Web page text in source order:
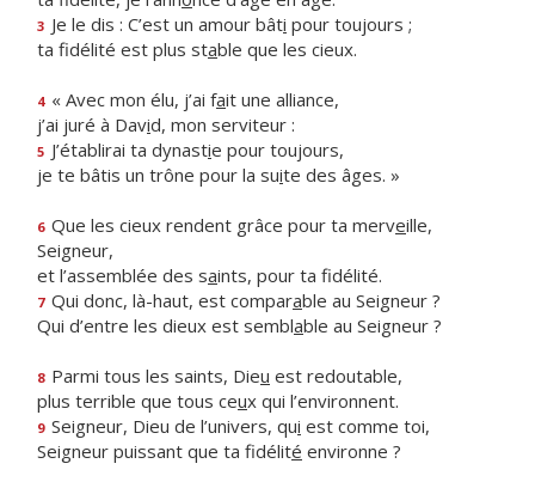
3 Je le dis : C’est un amour bâti pour toujours ;
ta fidélité est plus stable que les cieux.
4 « Avec mon élu, j’ai fait une alliance,
j’ai juré à David, mon serviteur :
5 J’établirai ta dynastie pour toujours,
je te bâtis un trône pour la suite des âges. »
6 Que les cieux rendent grâce pour ta merveille,
Seigneur,
et l’assemblée des saints, pour ta fidélité.
7 Qui donc, là-haut, est comparable au Seigneur ?
Qui d’entre les dieux est semblable au Seigneur ?
8 Parmi tous les saints, Dieu est redoutable,
plus terrible que tous ceux qui l’environnent.
9 Seigneur, Dieu de l’univers, qui est comme toi,
Seigneur puissant que ta fidélité environne ?